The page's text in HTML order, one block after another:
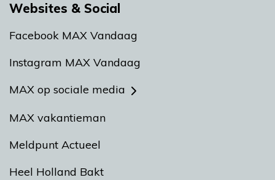
Websites & Social
Facebook MAX Vandaag
Instagram MAX Vandaag
MAX op sociale media
MAX vakantieman
Meldpunt Actueel
Heel Holland Bakt